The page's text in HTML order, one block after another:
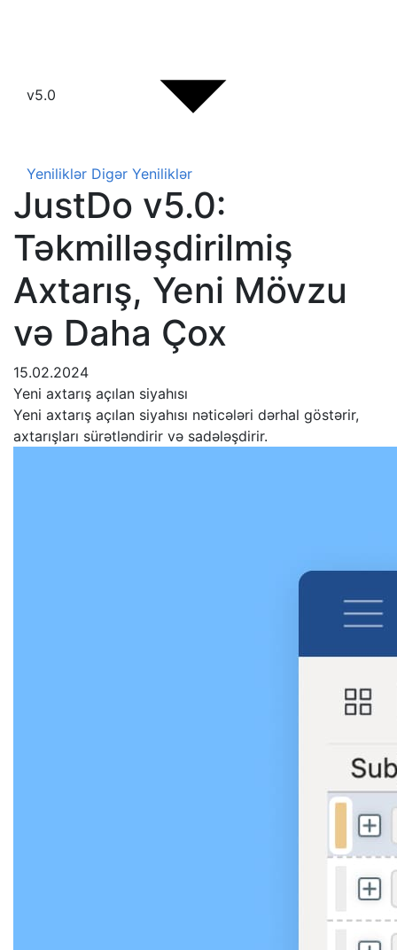
v5.0
Yeniliklər Digər Yeniliklər
JustDo v5.0:
Təkmilləşdirilmiş
Axtarış, Yeni Mövzu
və Daha Çox
15.02.2024
Yeni axtarış açılan siyahısı
Yeni axtarış açılan siyahısı nəticələri dərhal göstərir,
axtarışları sürətləndirir və sadələşdirir.